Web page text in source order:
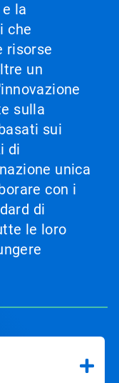
la
che
risorse
un
sulla
sui
di
unica
con i
di
le loro